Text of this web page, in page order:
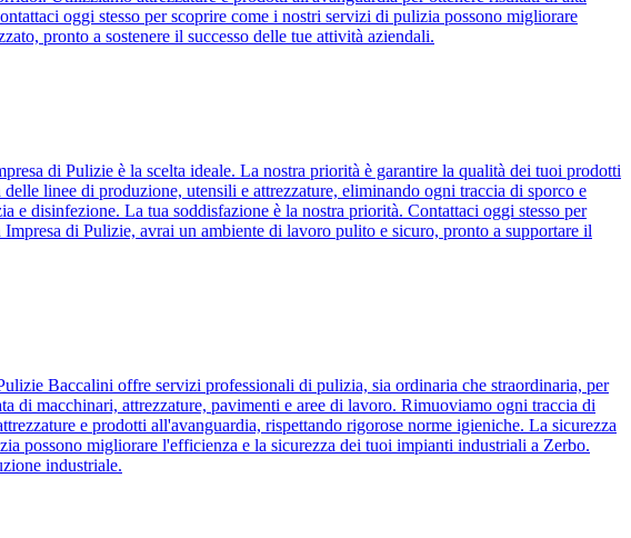
oggi stesso per scoprire come i nostri servizi di pulizia possono migliorare
pronto a sostenere il successo delle tue attività aziendali.
di Pulizie è la scelta ideale. La nostra priorità è garantire la qualità dei tuoi prodotti
linee di produzione, utensili e attrezzature, eliminando ogni traccia di sporco e
e disinfezione. La tua soddisfazione è la nostra priorità. Contattaci oggi stesso per
di Pulizie, avrai un ambiente di lavoro pulito e sicuro, pronto a supportare il
Baccalini offre servizi professionali di pulizia, sia ordinaria che straordinaria, per
di macchinari, attrezzature, pavimenti e aree di lavoro. Rimuoviamo ogni traccia di
e prodotti all'avanguardia, rispettando rigorose norme igieniche. La sicurezza
possono migliorare l'efficienza e la sicurezza dei tuoi impianti industriali a Zerbo.
industriale.